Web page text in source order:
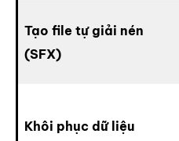
Tạo file tự giải nén
(SFX)
Khôi phục dữ liệu